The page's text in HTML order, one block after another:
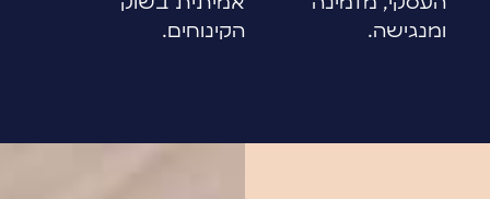
ומנגישה.
הקינוחים.